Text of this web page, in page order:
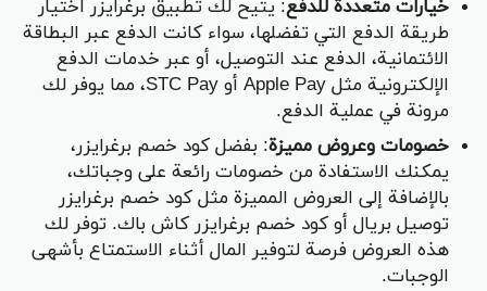
خيارات متعددة للدفع: يتيح لك تطبيق برغرايزر اختيار
طريقة الدفع التي تفضلها، سواء كانت الدفع عبر البطاقة
الائتمانية، الدفع عند التوصيل، أو عبر خدمات الدفع
الإلكترونية مثل Apple Pay أو STC Pay، مما يوفر لك
مرونة في عملية الدفع.
خصومات وعروض مميزة: بفضل كود خصم برغرايزر،
يمكنك الاستفادة من خصومات رائعة على وجباتك،
بالإضافة إلى العروض المميزة مثل كود خصم برغرايزر
توصيل بريال أو كود خصم برغرايزر كاش باك. توفر لك
هذه العروض فرصة لتوفير المال أثناء الاستمتاع بأشهى
الوجبات.